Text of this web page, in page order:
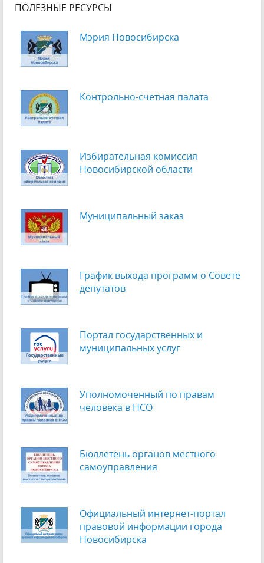
ПОЛЕЗНЫЕ РЕСУРСЫ
Мэрия Новосибирска
Контрольно-счетная палата
Избирательная комиссия
Новосибирской области
Муниципальный заказ
График выхода программ о Cовете
депутатов
Портал государственных и
муниципальных услуг
Уполномоченный по правам
человека в НСО
Бюллетень органов местного
самоуправления
Официальный интернет-портал
правовой информации города
Новосибирска